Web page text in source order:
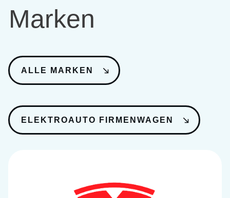
Marken
ALLE MARKEN
ELEKTROAUTO FIRMENWAGEN